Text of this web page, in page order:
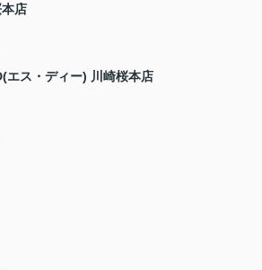
店
エス・ディー) 川崎桜本店